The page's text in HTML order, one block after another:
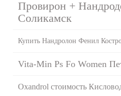
Провирон +
Соликамск
Купить Нандролон Фенил
Vita-Min Ps Fo Women
Oxandrol стоимость